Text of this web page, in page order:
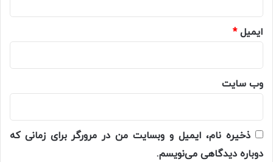
ایمیل*
وب‌ سایت
ذخیره نام، ایمیل و وبسایت من در مرورگر برای زمانی که
دوباره دیدگاهی می‌نویسم.